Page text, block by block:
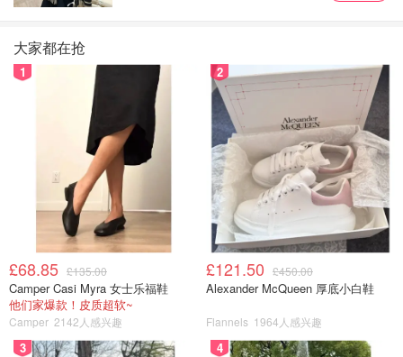
图片来自于@중소기업신문 모바일 사이트 ，版权属于原作者
农心炸酱面一直都是韩国人家家户户必备的“国民泡面”，英
国亚马逊也可以买到！煮出来的味道就是正宗韩式炸酱面，
大家可以加点五花肉、泡菜和洋葱，吃起来更带感！（
购买链接）
大家都在抢
1
£68.85 £135.00
Camper Casi Myra 女士乐福鞋
他们家爆款！皮质超软~
Camper 2142人感兴趣
2
£121.50 £450.00
Alexander McQueen 厚底小白鞋
Flannels 1964人感兴趣
3 4